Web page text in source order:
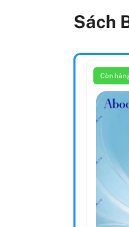
Sách
Còn